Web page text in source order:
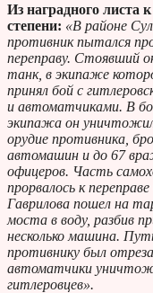
Из наградного листа
степени: «В районе
противник пытался
переправу. Стоявший
танк, в экипаже
принял бой с
и автоматчиками. В
экипажа он
орудие противника,
автомашин и до 67
офицеров. Часть
прорвалось к
Гаврилова пошел на
моста в воду, разбив
несколько машина.
противнику был
автоматчики
гитлеровцев».